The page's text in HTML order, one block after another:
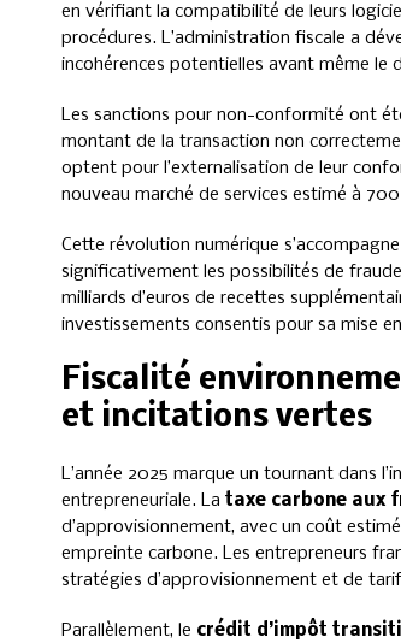
en vérifiant la compatibilité de leurs
procédures. L’administration fiscale a
incohérences potentielles avant même le
Les sanctions pour non-conformité ont
montant de la transaction non
optent pour l’externalisation de leur
nouveau marché de services estimé à 700
Cette révolution numérique s’accompagne
significativement les possibilités de
milliards d’euros de recettes
investissements consentis pour sa mise
Fiscalité
et incitations vertes
L’année 2025 marque un tournant dans
entrepreneuriale. La taxe carbone aux
d’approvisionnement, avec un coût
empreinte carbone. Les entrepreneurs
stratégies d’approvisionnement et de
Parallèlement, le crédit d’impôt